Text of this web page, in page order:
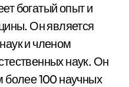
богатый опыт и
Он является
и членом
наук. Он
более 100 научных